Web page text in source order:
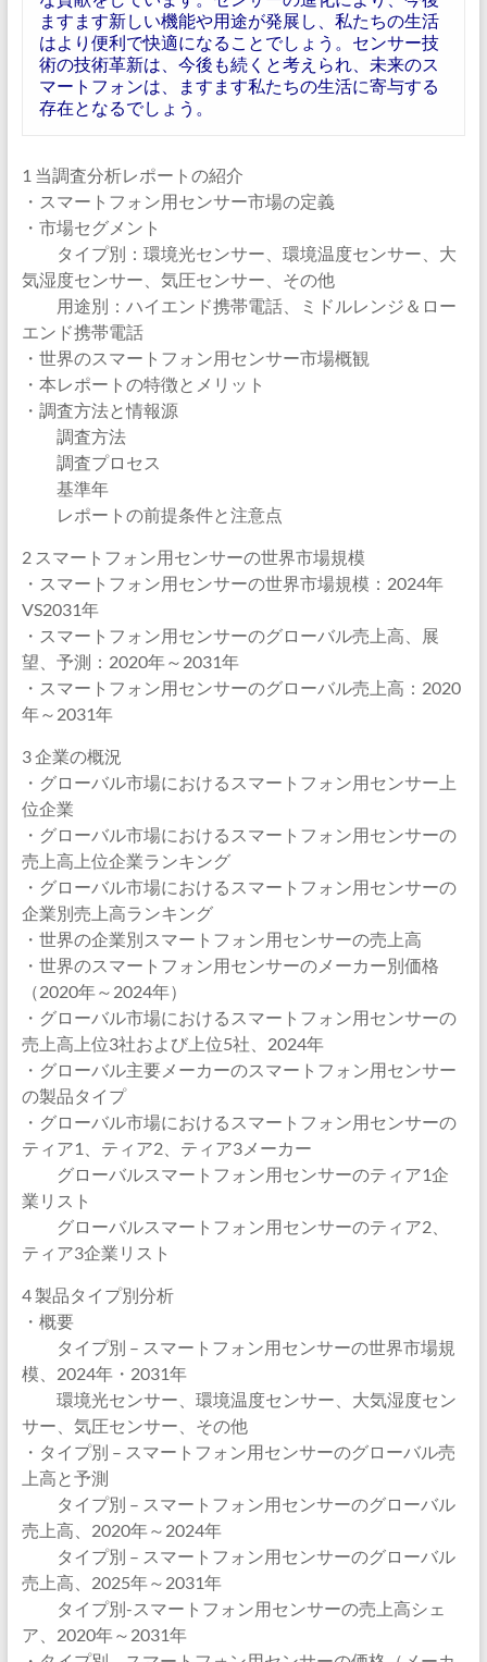
ますます新しい機能や用途が発展し、私たちの生活
はより便利で快適になることでしょう。センサー技
術の技術革新は、今後も続くと考えられ、未来のス
マートフォンは、ますます私たちの生活に寄与する
存在となるでしょう。
1 当調査分析レポートの紹介
・スマートフォン用センサー市場の定義
・市場セグメント
タイプ別：環境光センサー、環境温度センサー、大
気湿度センサー、気圧センサー、その他
用途別：ハイエンド携帯電話、ミドルレンジ＆ロー
エンド携帯電話
・世界のスマートフォン用センサー市場概観
・本レポートの特徴とメリット
・調査方法と情報源
調査方法
調査プロセス
基準年
レポートの前提条件と注意点
2 スマートフォン用センサーの世界市場規模
・スマートフォン用センサーの世界市場規模：2024年
VS2031年
・スマートフォン用センサーのグローバル売上高、展
望、予測：2020年～2031年
・スマートフォン用センサーのグローバル売上高：2020
年～2031年
3 企業の概況
・グローバル市場におけるスマートフォン用センサー上
位企業
・グローバル市場におけるスマートフォン用センサーの
売上高上位企業ランキング
・グローバル市場におけるスマートフォン用センサーの
企業別売上高ランキング
・世界の企業別スマートフォン用センサーの売上高
・世界のスマートフォン用センサーのメーカー別価格
（2020年～2024年）
・グローバル市場におけるスマートフォン用センサーの
売上高上位3社および上位5社、2024年
・グローバル主要メーカーのスマートフォン用センサー
の製品タイプ
・グローバル市場におけるスマートフォン用センサーの
ティア1、ティア2、ティア3メーカー
グローバルスマートフォン用センサーのティア1企
業リスト
グローバルスマートフォン用センサーのティア2、
ティア3企業リスト
4 製品タイプ別分析
・概要
タイプ別 – スマートフォン用センサーの世界市場規
模、2024年・2031年
環境光センサー、環境温度センサー、大気湿度セン
サー、気圧センサー、その他
・タイプ別 – スマートフォン用センサーのグローバル売
上高と予測
タイプ別 – スマートフォン用センサーのグローバル
売上高、2020年～2024年
タイプ別 – スマートフォン用センサーのグローバル
売上高、2025年～2031年
タイプ別-スマートフォン用センサーの売上高シェ
ア、2020年～2031年